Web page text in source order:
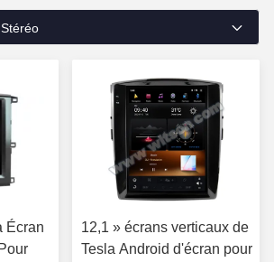
Écran
12,1 » écrans verticaux de
Tesla Android d'écran pour